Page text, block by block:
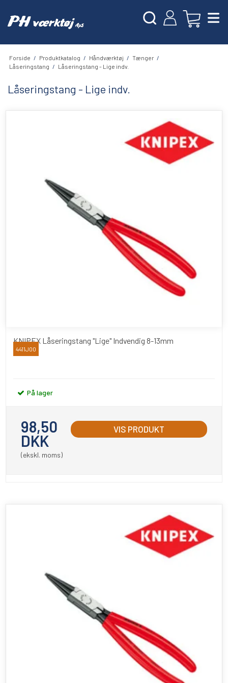
Forside / Produktkatalog / Håndværktøj / Tænger /
Låseringstang / Låseringstang - Lige indv.
Låseringstang - Lige indv.
KNIPEX Låseringstang "Lige" Indvendig 8-13mm
Knipex
4411J00
På lager
98,50
DKK
(ekskl. moms)
VIS PRODUKT